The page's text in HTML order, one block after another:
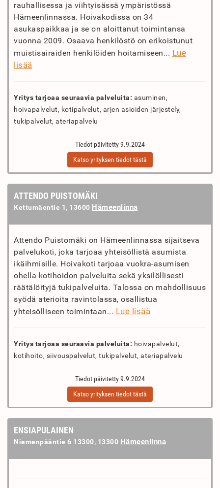
rauhallisessa ja viihtyisässä ympäristössä
Hämeenlinnassa. Hoivakodissa on 34
asukaspaikkaa ja se on aloittanut toimintansa
vuonna 2009. Osaava henkilöstö on erikoistunut
muistisairaiden henkilöiden hoitamiseen... Lue
lisää
Yritys tarjoaa seuraavia palveluita: asuminen,
hoivapalvelut, kotipalvelut, arjen asioiden järjestely,
tukipalvelut, ateriapalvelu
Tiedot päivitetty 9.9.2024
Katso yrityksen tiedot tästä
ATTENDO PUISTOMÄKI
Kettumäentie 1, 13600 Hämeenlinna
Attendo Puistomäki on Hämeenlinnassa sijaitseva
palvelukoti, joka tarjoaa yhteisöllistä asumista
ikäihmisille. Hoivakoti tarjoaa vuokra-asumisen
ohella kotihoidon palveluita sekä yksilöllisesti
räätälöityjä tukipalveluita. Talossa on mahdollisuus
syödä aterioita ravintolassa, osallistua
yhteisölliseen toimintaan... Lue lisää
Yritys tarjoaa seuraavia palveluita: hoivapalvelut,
kotihoito, siivouspalvelut, tukipalvelut, ateriapalvelu
Tiedot päivitetty 9.9.2024
Katso yrityksen tiedot tästä
ENSIAPULAINEN
Niemenpääntie 6 13300, 13300 Hämeenlinna